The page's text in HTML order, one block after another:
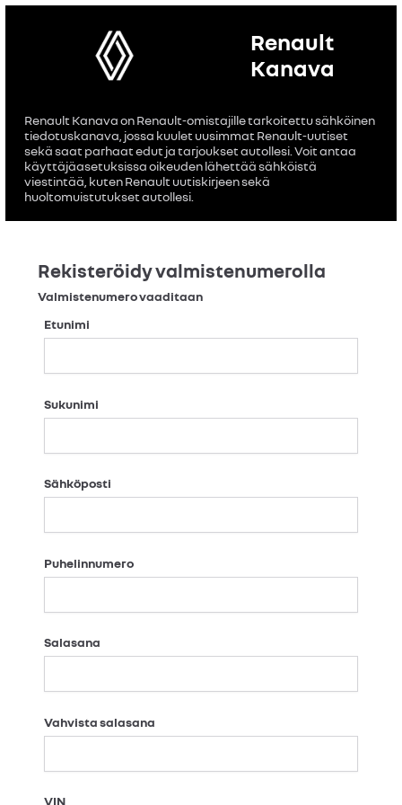
Renault
Kanava
Renault Kanava on Renault-omistajille tarkoitettu sähköinen
tiedotuskanava, jossa kuulet uusimmat Renault-uutiset
sekä saat parhaat edut ja tarjoukset autollesi. Voit antaa
käyttäjäasetuksissa oikeuden lähettää sähköistä
viestintää, kuten Renault uutiskirjeen sekä
huoltomuistutukset autollesi.
Rekisteröidy valmistenumerolla
Valmistenumero vaaditaan
Etunimi
Sukunimi
Sähköposti
Puhelinnumero
Salasana
Vahvista salasana
VIN